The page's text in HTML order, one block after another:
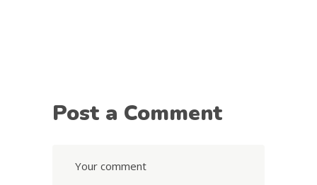
Post a Comment